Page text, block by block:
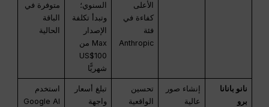
الأعلى
كفاءة في
فئة
Anthropic
السنوي؛
وتبدأ تكلفة
الإصدار
Max من
US$100
شهريًّا
متوفرة في
الباقة
الحالية
نانو بانانا
برو
إنشاء صور
عالية
تحسين
الواقعية
تبلغ أسعار
واجهة
استخدم
Google AI